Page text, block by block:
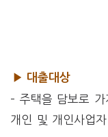
▶ 대출대상
– 주택을 담보로
개인 및 개인사업자